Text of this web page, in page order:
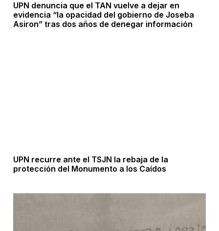
UPN denuncia que el TAN vuelve a dejar en
evidencia “la opacidad del gobierno de Joseba
Asiron” tras dos años de denegar información
UPN recurre ante el TSJN la rebaja de la
protección del Monumento a los Caídos